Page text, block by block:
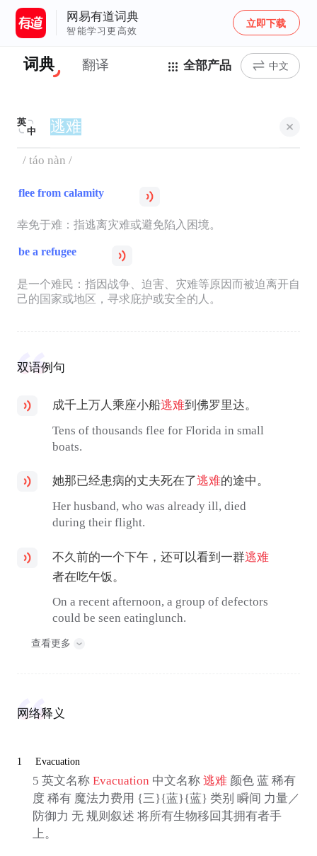
网易有道词典
智能学习更高效
立即下载
词典 翻译 全部产品 中文
英
中
/ táo nàn /
flee from calamity
幸免于难：指逃离灾难或避免陷入困境。
be a refugee
是一个难民：指因战争、迫害、灾难等原因而被迫离开自
己的国家或地区，寻求庇护或安全的人。
双语例句
成千上万人乘座小船逃难到佛罗里达。
Tens of thousands flee for Florida in small
boats.
她那已经患病的丈夫死在了逃难的途中。
Her husband, who was already ill, died
during their flight.
不久前的一个下午，还可以看到一群逃难
者在吃午饭。
On a recent afternoon, a group of defectors
could be seen eatinglunch.
查看更多
网络释义
1 Evacuation
5 英文名称 Evacuation 中文名称 逃难颜色 蓝 稀有
度 稀有 魔法力费用 {三}{蓝}{蓝} 类别 瞬间 力量／
防御力 无 规则叙述 将所有生物移回其拥有者手
上。